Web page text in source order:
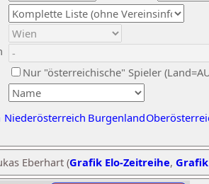
Nur "österreichische" Spieler
Niederösterreich Burgenland
Eberhart (Grafik Elo-Zeitreihe,